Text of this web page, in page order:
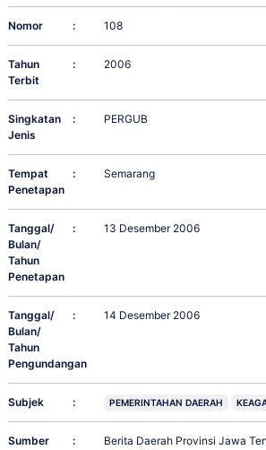
Nomor : 108
Tahun
Terbit
: 2006
Singkatan
Jenis
: PERGUB
Tempat
Penetapan
: Semarang
Tanggal/
Bulan/
Tahun
Penetapan
: 13 Desember 2006
Tanggal/
Bulan/
Tahun
Pengundangan
: 14 Desember 2006
Subjek : PEMERINTAHAN DAERAH
Sumber :
Berita Daerah Provinsi Jawa